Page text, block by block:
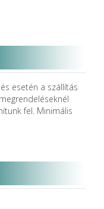
esetén a szállítás
fel. Minimális